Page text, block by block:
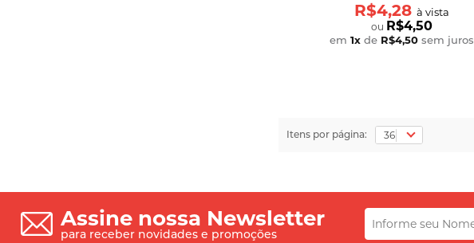
ou R$4,50
em 1x de R$4,50 sem juros
R$4,28 à vista
Itens por página:
Assine nossa Newsletter
para receber novidades e promoções